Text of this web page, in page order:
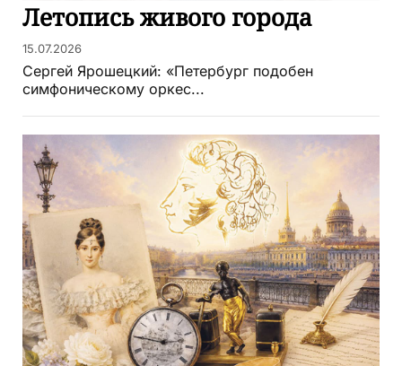
Летопись живого города
15.07.2026
Сергей Ярошецкий: «Петербург подобен
симфоническому оркес...